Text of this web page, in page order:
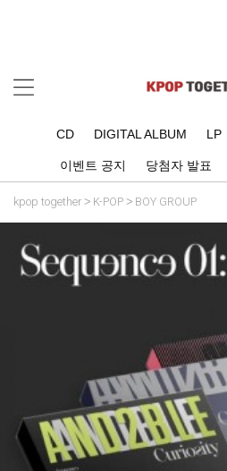
CD DIGITAL ALBUM LP
이벤트 공지 당첨자 발표
kpop together K-POP BOY GROUP